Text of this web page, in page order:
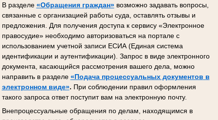
В разделе «Обращения граждан»возможно задавать вопросы,
связанные с организацией работы суда, оставлять отзывы и
предложения. Для получения доступа к сервису «Электронное
правосудие» необходимо авторизоваться на портале с
использованием учетной записи ЕСИА (Единая система
идентификации и аутентификации). Запрос в виде электронного
документа, касающийся рассмотрения вашего дела, можно
направить в разделе «Подача процессуальных документов в
электронном виде». При соблюдении правил оформления
такого запроса ответ поступит вам на электронную почту.
Внепроцессуальные обращения по делам, находящимся в